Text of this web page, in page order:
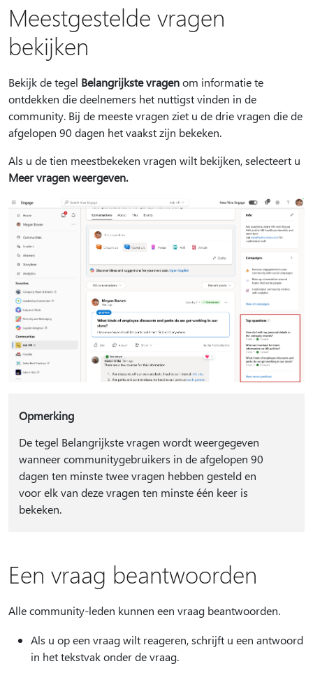
Meestgestelde vragen
bekijken
Bekijk de tegel Belangrijkste vragenom informatie te
ontdekken die deelnemers het nuttigst vinden in de
community. Bij de meeste vragen ziet u de drie vragen die de
afgelopen 90 dagen het vaakst zijn bekeken.
Als u de tien meestbekeken vragen wilt bekijken, selecteert u
Meer vragen weergeven.
Opmerking
De tegel Belangrijkste vragen wordt weergegeven
wanneer communitygebruikers in de afgelopen 90
dagen ten minste twee vragen hebben gesteld en
voor elk van deze vragen ten minste één keer is
bekeken.
Een vraag beantwoorden
Alle community-leden kunnen een vraag beantwoorden.
Als u op een vraag wilt reageren, schrijft u een antwoord
in het tekstvak onder de vraag.